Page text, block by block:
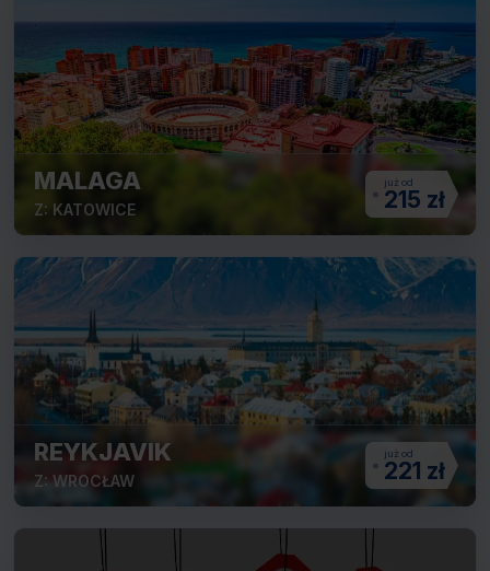
MALAGA
Z: KATOWICE 215 zł
REYKJAVIK
Z: WROCŁAW 221 zł